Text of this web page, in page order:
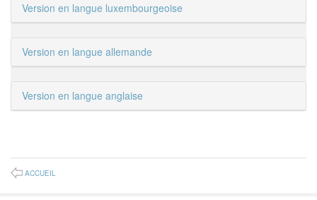
Version en langue luxembourgeoise
Version en langue allemande
Version en langue anglaise
ACCUEIL